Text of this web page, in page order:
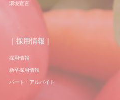
環境宣言
｜採用情報｜
採用情報
新卒採用情報
パート・アルバイト